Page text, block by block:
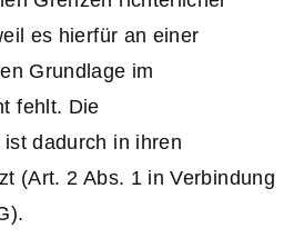
es hierfür an einer
Grundlage im
fehlt. Die
dadurch in ihren
(Art. 2 Abs. 1 in Verbindung